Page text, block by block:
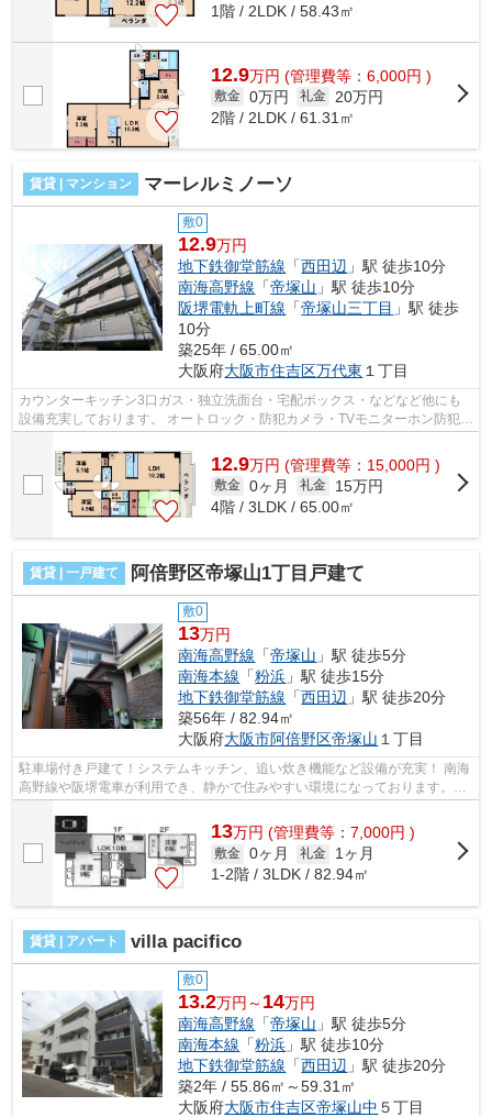
1階 / 2LDK / 58.43㎡
12.9万円 (管理費等：6,000円 )
敷金 0万円 礼金
20万円
2階 / 2LDK / 61.31㎡
賃貸 | マンション マーレルミノーソ
敷0
12.9万円
地下鉄御堂筋線 「西田辺 」駅 徒歩10分
南海高野線 「帝塚山 」駅 徒歩10分
阪堺電軌上町線 「帝塚山三丁目 」駅 徒歩
10分
築25年 / 65.00㎡
大阪府大阪市住吉区万代東 １丁目
カウンターキッチン3口ガス・独立洗面台・宅配ボックス・などなど他にも
設備充実しております。 オートロック・防犯カメラ・TVモニターホン防犯設
12.9万円 (管理費等：15,000円 )
敷金 0ヶ月 礼金
15万円
4階 / 3LDK / 65.00㎡
賃貸 | 一戸建て 阿倍野区帝塚山1丁目戸建て
敷0
13万円
南海高野線 「帝塚山 」駅 徒歩5分
南海本線 「粉浜 」駅 徒歩15分
地下鉄御堂筋線 「西田辺 」駅 徒歩20分
築56年 / 82.94㎡
大阪府大阪市阿倍野区帝塚山 １丁目
駐車場付き戸建て！システムキッチン、追い炊き機能など設備が充実！ 南海
高野線や阪堺電車が利用でき、静かで住みやすい環境になっております。
■□■□■□■□■□■□■□■□■□■□■□■□■□■□■□■□■...
13万円 (管理費等：7,000円 )
敷金 0ヶ月 礼金
1ヶ月
1-2階 / 3LDK / 82.94㎡
賃貸 | アパート villa pacifico
敷0
13.2万円～ 14万円
南海高野線 「帝塚山 」駅 徒歩5分
南海本線 「粉浜 」駅 徒歩10分
地下鉄御堂筋線 「西田辺 」駅 徒歩20分
築2年 / 55.86㎡～59.31㎡
大阪府大阪市住吉区帝塚山中 ５丁目